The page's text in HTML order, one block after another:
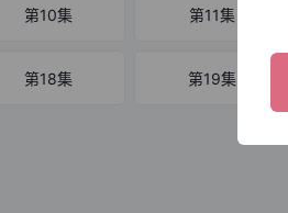
第10集 第11集
第18集 第19集